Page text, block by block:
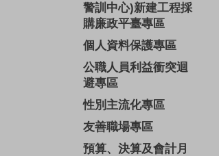
警訓中心)新建工程採
購廉政平臺專區
個人資料保護專區
公職人員利益衝突迴
避專區
性別主流化專區
友善職場專區
預算、決算及會計月